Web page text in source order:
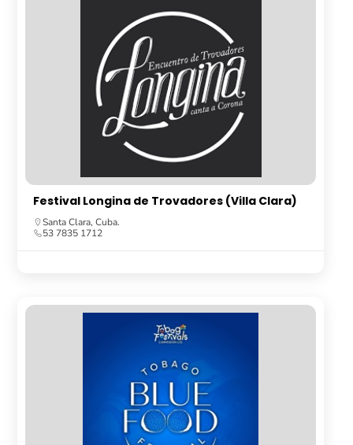
Festival Longina de Trovadores (Villa Clara)
Santa Clara, Cuba.
53 7835 1712